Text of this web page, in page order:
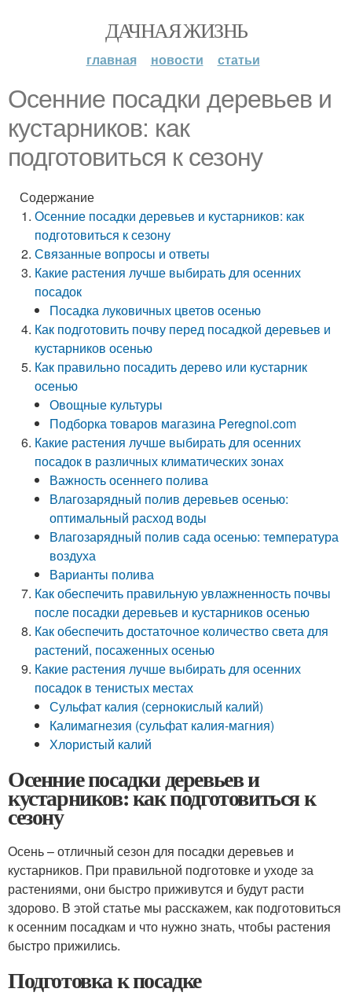
ДАЧНАЯ ЖИЗНЬ
главная новости статьи
Осенние посадки деревьев и
кустарников: как
подготовиться к сезону
Содержание
Осенние посадки деревьев и кустарников: как
подготовиться к сезону
Связанные вопросы и ответы
Какие растения лучше выбирать для осенних
посадок
Посадка луковичных цветов осенью
Как подготовить почву перед посадкой деревьев и
кустарников осенью
Как правильно посадить дерево или кустарник
осенью
Овощные культуры
Подборка товаров магазина Peregnoi.com
Какие растения лучше выбирать для осенних
посадок в различных климатических зонах
Важность осеннего полива
Влагозарядный полив деревьев осенью:
оптимальный расход воды
Влагозарядный полив сада осенью: температура
воздуха
Варианты полива
Как обеспечить правильную увлажненность почвы
после посадки деревьев и кустарников осенью
Как обеспечить достаточное количество света для
растений, посаженных осенью
Какие растения лучше выбирать для осенних
посадок в тенистых местах
Сульфат калия (сернокислый калий)
Калимагнезия (сульфат калия-магния)
Хлористый калий
Осенние посадки деревьев и
кустарников: как подготовиться к
сезону
Осень – отличный сезон для посадки деревьев и
кустарников. При правильной подготовке и уходе за
растениями, они быстро приживутся и будут расти
здорово. В этой статье мы расскажем, как подготовиться
к осенним посадкам и что нужно знать, чтобы растения
быстро прижились.
Подготовка к посадке